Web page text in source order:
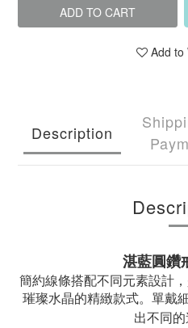
ADD TO CART
Add to
Description
湛藍圓鑽
簡約線條搭配不同元素設計
璀璨水晶的精緻款式。單戴
出不同的